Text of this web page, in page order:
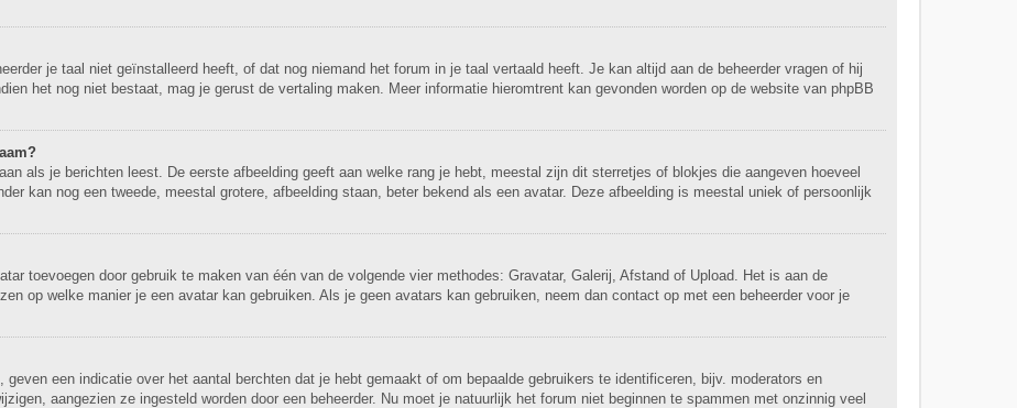
je taal niet geïnstalleerd heeft, of dat nog niemand het forum in je taal vertaald heeft. Je kan altijd aan de beheerder vragen of hij
het nog niet bestaat, mag je gerust de vertaling maken. Meer informatie hieromtrent kan gevonden worden op de website van phpBB
als je berichten leest. De eerste afbeelding geeft aan welke rang je hebt, meestal zijn dit sterretjes of blokjes die aangeven hoeveel
kan nog een tweede, meestal grotere, afbeelding staan, beter bekend als een avatar. Deze afbeelding is meestal uniek of persoonlijk
toevoegen door gebruik te maken van één van de volgende vier methodes: Gravatar, Galerij, Afstand of Upload. Het is aan de
op welke manier je een avatar kan gebruiken. Als je geen avatars kan gebruiken, neem dan contact op met een beheerder voor je
geven een indicatie over het aantal berchten dat je hebt gemaakt of om bepaalde gebruikers te identificeren, bijv. moderators en
aangezien ze ingesteld worden door een beheerder. Nu moet je natuurlijk het forum niet beginnen te spammen met onzinnig veel